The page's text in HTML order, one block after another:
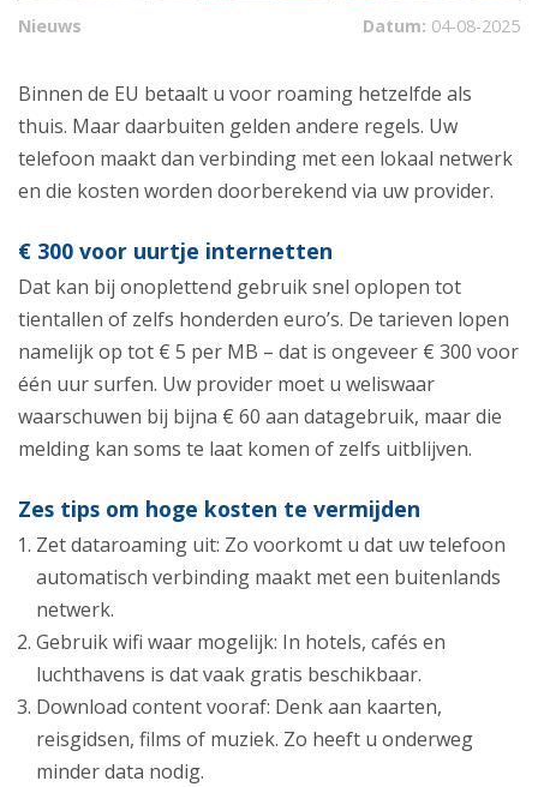
Nieuws Datum: 04-08-2025
Binnen de EU betaalt u voor roaming hetzelfde als
thuis. Maar daarbuiten gelden andere regels. Uw
telefoon maakt dan verbinding met een lokaal netwerk
en die kosten worden doorberekend via uw provider.
€ 300 voor uurtje internetten
Dat kan bij onoplettend gebruik snel oplopen tot
tientallen of zelfs honderden euro’s. De tarieven lopen
namelijk op tot € 5 per MB – dat is ongeveer € 300 voor
één uur surfen. Uw provider moet u weliswaar
waarschuwen bij bijna € 60 aan datagebruik, maar die
melding kan soms te laat komen of zelfs uitblijven.
Zes tips om hoge kosten te vermijden
Zet dataroaming uit: Zo voorkomt u dat uw telefoon
automatisch verbinding maakt met een buitenlands
netwerk.
Gebruik wifi waar mogelijk: In hotels, cafés en
luchthavens is dat vaak gratis beschikbaar.
Download content vooraf: Denk aan kaarten,
reisgidsen, films of muziek. Zo heeft u onderweg
minder data nodig.